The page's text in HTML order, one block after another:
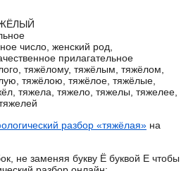
число, женский род,
прилагательное
тяжёлому, тяжёлым, тяжёлом,
тяжёлою, тяжёлое, тяжёлые,
тяжела, тяжело, тяжелы, тяжелее,
разбор «тяжёлая» на
не заменяя букву Ё буквой Е чтобы